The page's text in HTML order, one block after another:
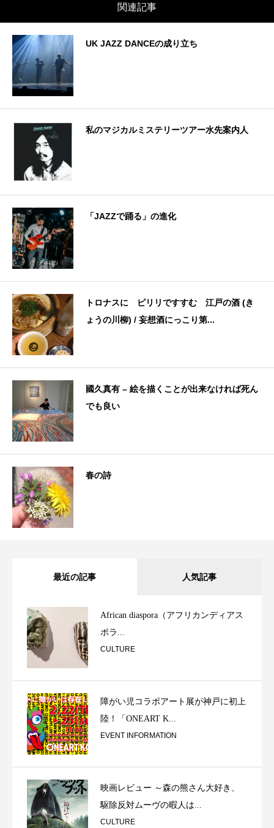
関連記事
UK JAZZ DANCEの成り立ち
私のマジカルミステリーツアー水先案内人
「JAZZで踊る」の進化
トロナスに ピリリですすむ 江戸の酒 (き
ょうの川柳) / 妄想酒にっこり第...
國久真有 – 絵を描くことが出来なければ死ん
でも良い
春の詩
最近の記事 人気記事
African diaspora（アフリカンディアス
ポラ...
CULTURE
障がい児コラボアート展が神戸に初上
陸！「ONEART K...
EVENT INFORMATION
映画レビュー ～森の熊さん大好き、
駆除反対ムーヴの暇人は...
CULTURE